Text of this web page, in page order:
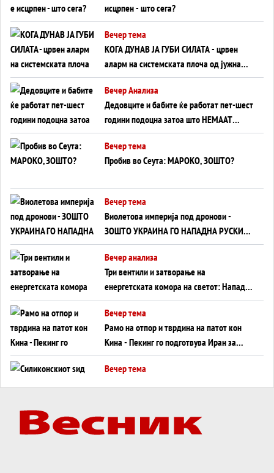
исцрпен - што сега?
Вечер тема
КОГА ДУНАВ ЈА ГУБИ СИЛАТА - црвен
аларм на системската плоча од јужна
Германија до Црното Море...
Вечер Анализа
Дедовците и бабите ќе работат пет-шест
години подоцна затоа што НЕМААТ
ВНУЦИ ДА ГИ ЗАМЕНАТ
Вечер тема
Пробив во Сеута: МАРОКО, ЗОШТО?
Вечер тема
Виолетова империја под дронови -
ЗОШТО УКРАИНА ГО НАПАДНА РУСКИОТ
WILDBERRIES
Вечер анализа
Три вентили и затворање на
енергетската комора на светот: Нападот
во Суец најавува глобален енергетски
инфаркт?
Вечер тема
Рамо на отпор и тврдина на патот кон
Кина - Пекинг го подготвува Иран за
американска копнена инвазија
Вечер тема
Вечер тема
Трамп тврди дека повторно „разговара“